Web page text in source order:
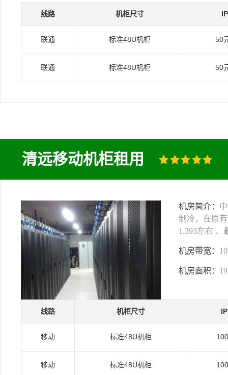
线路 机柜尺寸
联通 标准48U机柜 50
联通 标准48U机柜 50
清远移动机柜租用
机房简介：
制冷，在原
1.393左右 、
机房带宽：
机房面积：
线路 机柜尺寸
移动 标准48U机柜
移动 标准48U机柜